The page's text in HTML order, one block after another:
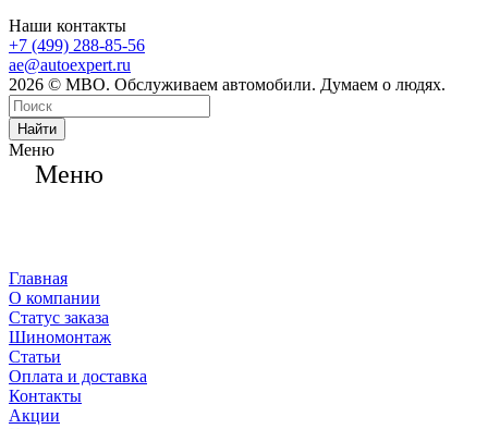
Наши контакты
+7 (499) 288-85-56
ae@autoexpert.ru
2026 © МВО. Обслуживаем автомобили. Думаем о людях.
Найти
Меню
Меню
Главная
О компании
Статус заказа
Шиномонтаж
Статьи
Оплата и доставка
Контакты
Акции